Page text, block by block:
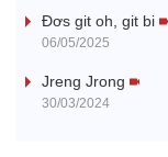
Đơs git oh, git bi
06/05/2025
Jreng Jrong
30/03/2024